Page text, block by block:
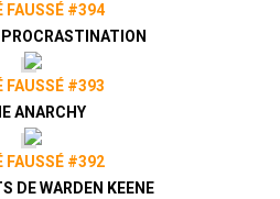
FAUSSÉ #394
FAUSSÉ #393
ANARCHY
FAUSSÉ #392
DE WARDEN KEENE